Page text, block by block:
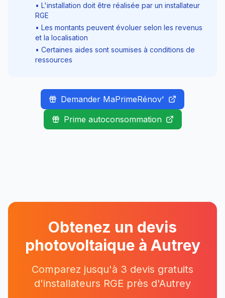
• L'installation doit être réalisée par un installateur
RGE
• Les montants peuvent évoluer selon les revenus
et la localisation
• Certaines aides sont soumises à conditions de
ressources
Demander MaPrimeRénov'
Prime autoconsommation
Obtenez un devis
photovoltaique à Autrey
Comparez jusqu'à 3 devis gratuits
d'installateurs RGE près d'Autrey